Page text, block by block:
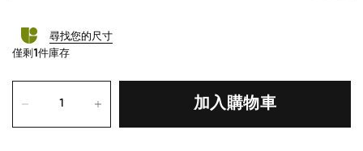
尋找您的尺寸
僅剩 1 件庫存
加入購物車